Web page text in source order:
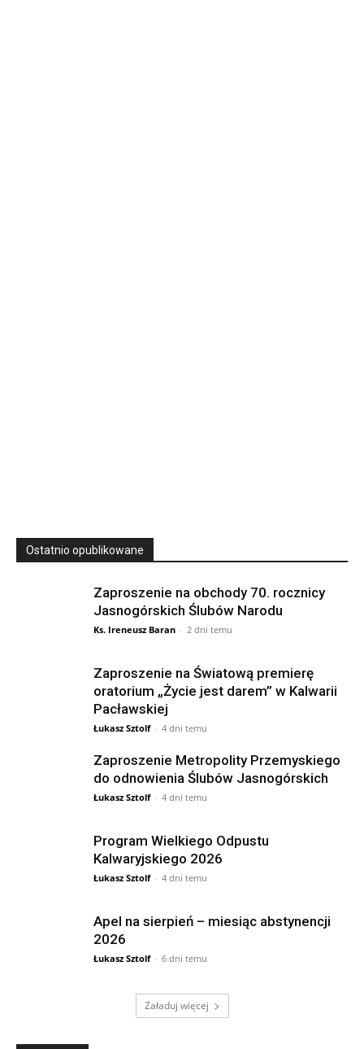
Ostatnio opublikowane
Zaproszenie na obchody 70. rocznicy
Jasnogórskich Ślubów Narodu
Ks. Ireneusz Baran - 2 dni temu
Zaproszenie na Światową premierę
oratorium „Życie jest darem” w Kalwarii
Pacławskiej
Łukasz Sztolf - 4 dni temu
Zaproszenie Metropolity Przemyskiego
do odnowienia Ślubów Jasnogórskich
Łukasz Sztolf - 4 dni temu
Program Wielkiego Odpustu
Kalwaryjskiego 2026
Łukasz Sztolf - 4 dni temu
Apel na sierpień – miesiąc abstynencji
2026
Łukasz Sztolf - 6 dni temu
Załaduj więcej